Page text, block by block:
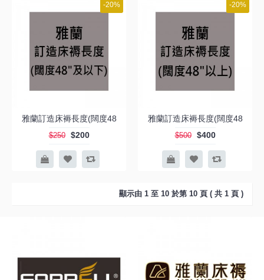
-20%
雅蘭訂造床褥長度(闊度48
$250 $200
-20%
雅蘭訂造床褥長度(闊度48
$500 $400
顯示由 1 至 10 於第 10 頁 ( 共 1 頁 )